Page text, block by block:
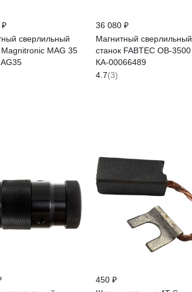
₽
сверлильный
Magnitronic MAG 35
36 080 ₽
Магнитный сверлильный
станок FABTEC OB-3500
КА-00066489
4.7(3)
450 ₽